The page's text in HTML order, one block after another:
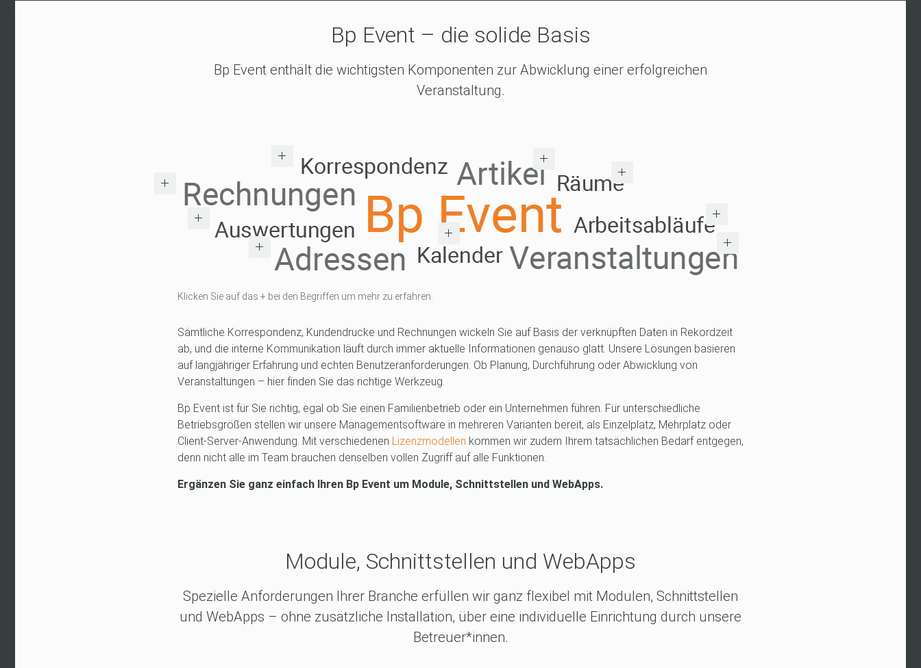
Bp Event – die solide Basis
Bp Event enthält die wichtigsten Komponenten zur Abwicklung einer erfolgreichen
Veranstaltung.
Klicken Sie auf das + bei den Begriffen um mehr zu erfahren.
Sämtliche Korrespondenz, Kundendrucke und Rechnungen wickeln Sie auf Basis der verknüpften Daten in Rekordzeit
ab, und die interne Kommunikation läuft durch immer aktuelle Informationen genauso glatt. Unsere Lösungen basieren
auf langjähriger Erfahrung und echten Benutzeranforderungen. Ob Planung, Durchführung oder Abwicklung von
Veranstaltungen – hier finden Sie das richtige Werkzeug.
Bp Event ist für Sie richtig, egal ob Sie einen Familienbetrieb oder ein Unternehmen führen. Für unterschiedliche
Betriebsgrößen stellen wir unsere Managementsoftware in mehreren Varianten bereit, als Einzelplatz, Mehrplatz oder
Client-Server-Anwendung. Mit verschiedenen Lizenzmodellen kommen wir zudem Ihrem tatsächlichen Bedarf entgegen,
denn nicht alle im Team brauchen denselben vollen Zugriff auf alle Funktionen.
Ergänzen Sie ganz einfach Ihren Bp Event um Module, Schnittstellen und WebApps.
Module, Schnittstellen und WebApps
Spezielle Anforderungen Ihrer Branche erfüllen wir ganz flexibel mit Modulen, Schnittstellen
und WebApps – ohne zusätzliche Installation, über eine individuelle Einrichtung durch unsere
Betreuer*innen.